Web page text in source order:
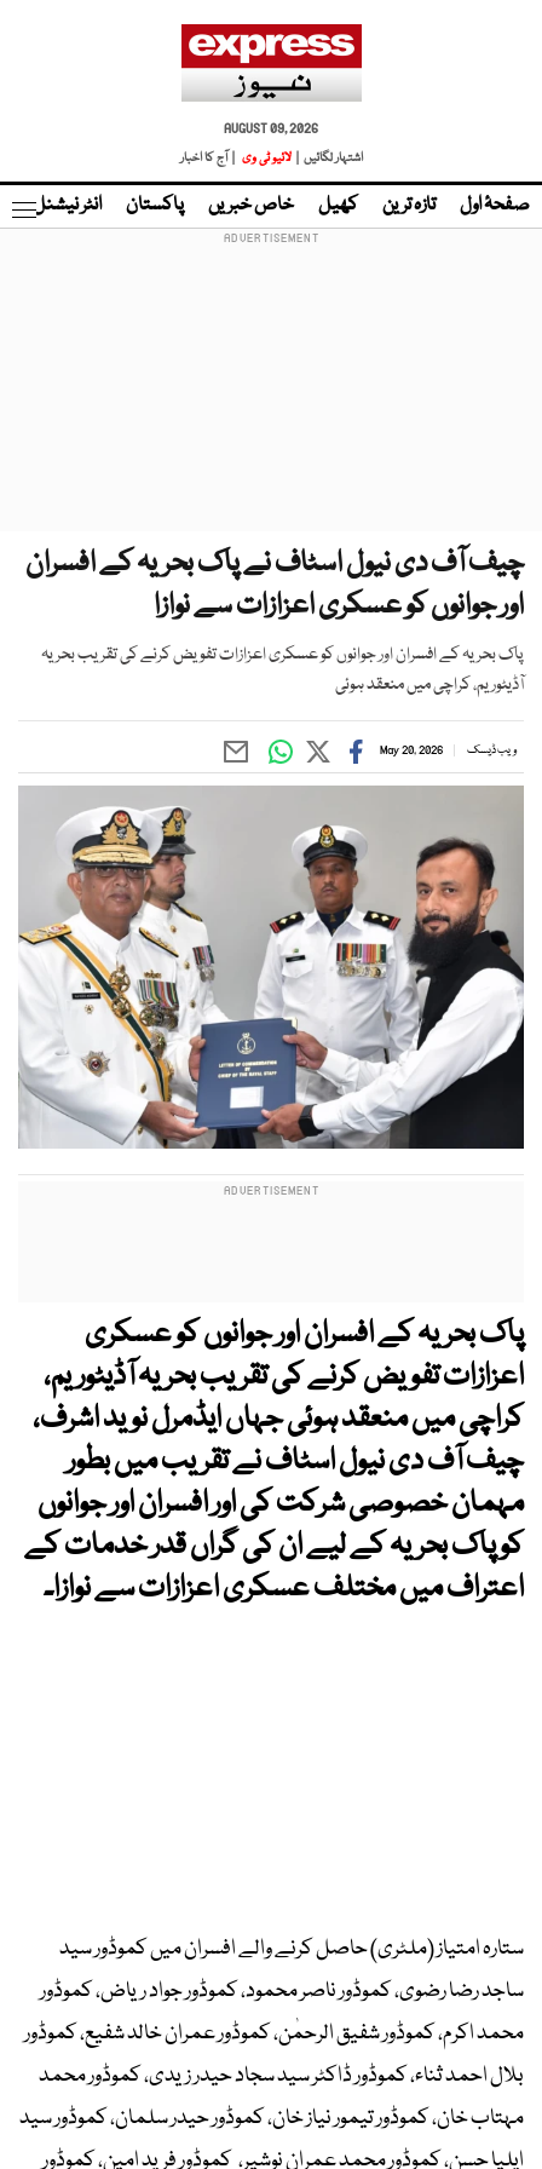
AUGUST 09, 2026
اشتہار لگائیں |
لائیو ٹی وی | آج کا اخبار
صفحۂ اول تازہ ترین کھیل خاص خبریں پاکستان انٹر نیشنل
چیف آف دی نیول اسٹاف نے پاک بحریہ کے افسران
اور جوانوں کو عسکری اعزازات سے نوازا
پاک بحریہ کے افسران اور جوانوں کو عسکری اعزازات تفویض کرنے کی تقریب بحریہ
آڈیٹوریم، کراچی میں منعقد ہوئی
ویب ڈیسک May 20, 2026
پاک بحریہ کے افسران اور جوانوں کو عسکری
اعزازات تفویض کرنے کی تقریب بحریہ آڈیٹوریم،
کراچی میں منعقد ہوئی جہاں ایڈمرل نوید اشرف،
چیف آف دی نیول اسٹاف نے تقریب میں بطور
مہمان خصوصی شرکت کی اور افسران اور جوانوں
کو پاک بحریہ کے لیے ان کی گراں قدر خدمات کے
اعتراف میں مختلف عسکری اعزازات سے نوازا۔
ستارہ امتیاز (ملٹری) حاصل کرنے والے افسران میں کموڈور سید
ساجد رضا رضوی، کموڈور ناصر محمود، کموڈور جواد ریاض، کموڈور
محمد اکرم، کموڈور شفیق الرحمٰن، کموڈور عمران خالد شفیع، کموڈور
بلال احمد ثناء، کموڈور ڈاکٹر سید سجاد حیدر زیدی، کموڈور محمد
مہتاب خان، کموڈور تیمور نیاز خان، کموڈور حیدر سلمان، کموڈور سید
ایلیا حسن، کموڈور محمد عمران نوشیر، کموڈور فرید امین، کموڈور